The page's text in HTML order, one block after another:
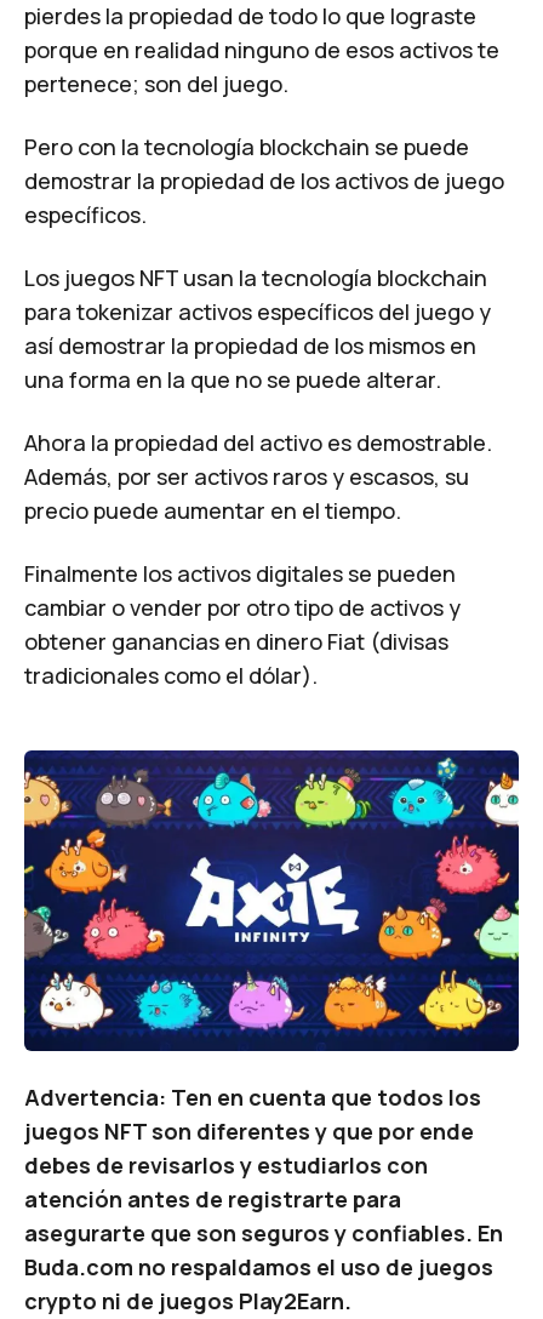
pierdes la propiedad de todo lo que lograste
porque en realidad ninguno de esos activos te
pertenece; son del juego.
Pero con la tecnología blockchain se puede
demostrar la propiedad de los activos de juego
específicos.
Los juegos NFT usan la tecnología blockchain
para tokenizar activos específicos del juego y
así demostrar la propiedad de los mismos en
una forma en la que no se puede alterar.
Ahora la propiedad del activo es demostrable.
Además, por ser activos raros y escasos, su
precio puede aumentar en el tiempo.
Finalmente los activos digitales se pueden
cambiar o vender por otro tipo de activos y
obtener ganancias en dinero Fiat (divisas
tradicionales como el dólar).
Advertencia: Ten en cuenta que todos los
juegos NFT son diferentes y que por ende
debes de revisarlos y estudiarlos con
atención antes de registrarte para
asegurarte que son seguros y confiables. En
Buda.com no respaldamos el uso de juegos
crypto ni de juegos Play2Earn.